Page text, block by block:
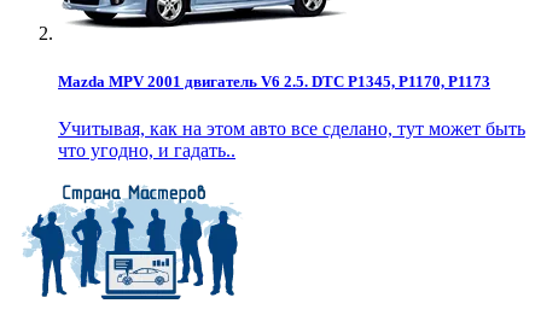
Mazda MPV 2001 двигатель V6 2.5. DTC P1345, P1170, P1173
Учитывая, как на этом авто все сделано, тут может быть
что угодно, и гадать..